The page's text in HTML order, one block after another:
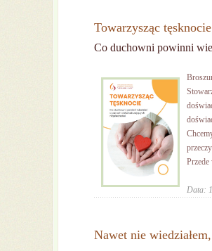
Towarzysząc
Co duchowni powinni
Przede
Data:
Nawet nie